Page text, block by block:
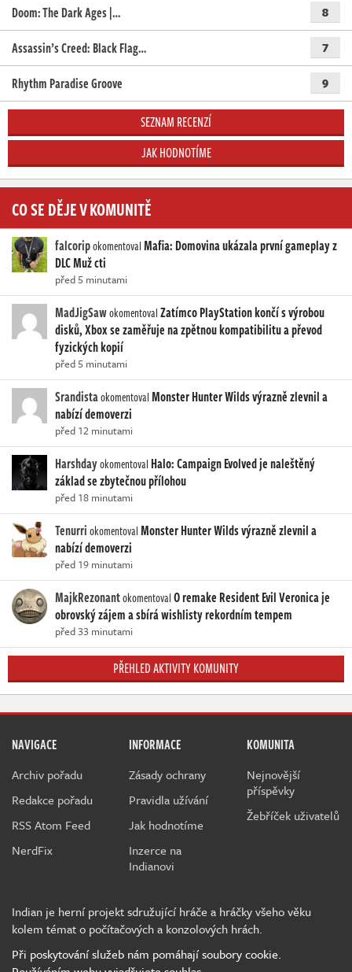
Doom: The Dark Ages |… 8
Assassin’s Creed: Black Flag… 7
Rhythm Paradise Groove 9
SEZNAM RECENZÍ
JAK HODNOTÍME
CO SE DĚJE V KOMUNITĚ
falcoripokomentovalMafia: Domovina ukázala první gameplay z
DLC Muž cti
před 5 minutami
MadJigSawokomentovalZatímco PlayStation končí s výrobou
disků, Xbox se zaměřuje na zpětnou kompatibilitu a převod
fyzických kopií
před 5 minutami
SrandistaokomentovalMonster Hunter Wilds výrazně zlevnil a
nabízí demoverzi
před 12 minutami
Harshdayokomentoval Halo: Campaign Evolved je naleštěný
základ se zbytečnou přílohou
před 18 minutami
TenurriokomentovalMonster Hunter Wilds výrazně zlevnil a
nabízí demoverzi
před 19 minutami
MajkRezonantokomentovalO remake Resident Evil Veronica je
obrovský zájem a sbírá wishlisty rekordním tempem
před 33 minutami
PŘEHLED AKTIVITY KOMUNITY
NAVIGACE
Archiv pořadu
Redakce pořadu
RSS Atom Feed
NerdFix
INFORMACE
Zásady ochrany
Pravidla užívání
Jak hodnotíme
Inzerce na
Indianovi
KOMUNITA
Nejnovější
příspěvky
Žebříček uživatelů
Indian je herní projekt sdružující hráče a hráčky všeho věku
kolem témat o počítačových a konzolových hrách.
Při poskytování služeb nám pomáhají soubory cookie.